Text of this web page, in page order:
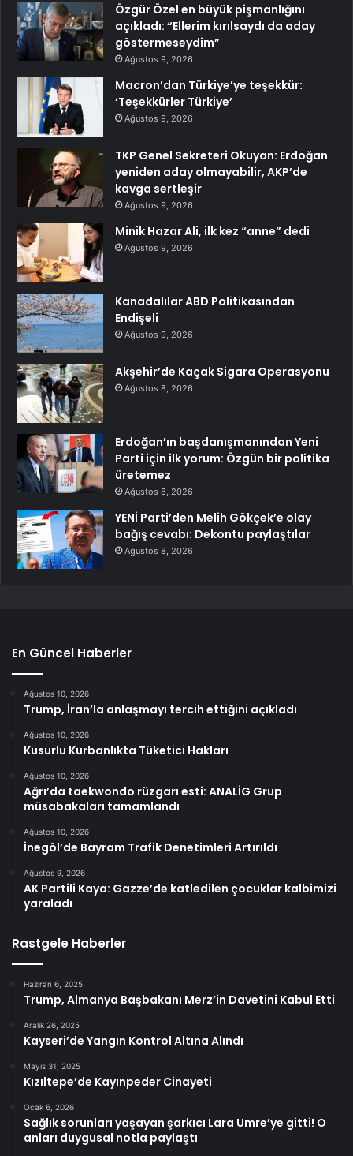
Özgür Özel en büyük pişmanlığını
açıkladı: “Ellerim kırılsaydı da aday
göstermeseydim”
Ağustos 9, 2026
Macron’dan Türkiye’ye teşekkür:
‘Teşekkürler Türkiye’
Ağustos 9, 2026
TKP Genel Sekreteri Okuyan: Erdoğan
yeniden aday olmayabilir, AKP’de
kavga sertleşir
Ağustos 9, 2026
Minik Hazar Ali, ilk kez “anne” dedi
Ağustos 9, 2026
Kanadalılar ABD Politikasından
Endişeli
Ağustos 9, 2026
Akşehir’de Kaçak Sigara Operasyonu
Ağustos 8, 2026
Erdoğan’ın başdanışmanından Yeni
Parti için ilk yorum: Özgün bir politika
üretemez
Ağustos 8, 2026
YENİ Parti’den Melih Gökçek’e olay
bağış cevabı: Dekontu paylaştılar
Ağustos 8, 2026
En Güncel Haberler
Ağustos 10, 2026
Trump, İran’la anlaşmayı tercih ettiğini açıkladı
Ağustos 10, 2026
Kusurlu Kurbanlıkta Tüketici Hakları
Ağustos 10, 2026
Ağrı’da taekwondo rüzgarı esti: ANALİG Grup
müsabakaları tamamlandı
Ağustos 10, 2026
İnegöl’de Bayram Trafik Denetimleri Artırıldı
Ağustos 9, 2026
AK Partili Kaya: Gazze’de katledilen çocuklar kalbimizi
yaraladı
Rastgele Haberler
Haziran 6, 2025
Trump, Almanya Başbakanı Merz’in Davetini Kabul Etti
Aralık 26, 2025
Kayseri’de Yangın Kontrol Altına Alındı
Mayıs 31, 2025
Kızıltepe’de Kayınpeder Cinayeti
Ocak 6, 2026
Sağlık sorunları yaşayan şarkıcı Lara Umre’ye gitti! O
anları duygusal notla paylaştı